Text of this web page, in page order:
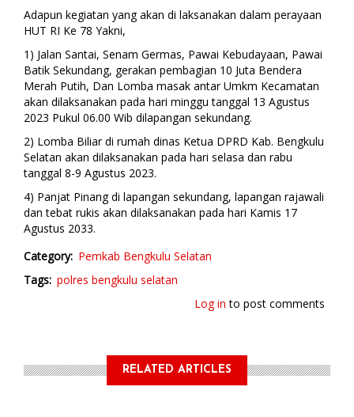
Adapun kegiatan yang akan di laksanakan dalam perayaan
HUT RI Ke 78 Yakni,
1) Jalan Santai, Senam Germas, Pawai Kebudayaan, Pawai
Batik Sekundang, gerakan pembagian 10 Juta Bendera
Merah Putih, Dan Lomba masak antar Umkm Kecamatan
akan dilaksanakan pada hari minggu tanggal 13 Agustus
2023 Pukul 06.00 Wib dilapangan sekundang.
2) Lomba Biliar di rumah dinas Ketua DPRD Kab. Bengkulu
Selatan akan dilaksanakan pada hari selasa dan rabu
tanggal 8-9 Agustus 2023.
4) Panjat Pinang di lapangan sekundang, lapangan rajawali
dan tebat rukis akan dilaksanakan pada hari Kamis 17
Agustus 2033.
Category Pemkab Bengkulu Selatan
Tags polres bengkulu selatan
Log in to post comments
RELATED ARTICLES